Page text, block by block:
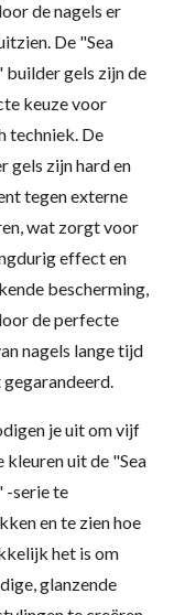
de nagels er
De "Sea
builder gels zijn de
keuze voor
techniek. De
gels zijn hard en
tegen externe
wat zorgt voor
effect en
bescherming,
de perfecte
nagels lange tijd
je uit om vijf
kleuren uit de "Sea
-serie te
en te zien hoe
het is om
glanzende